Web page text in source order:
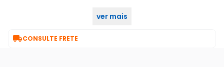
ver mais
CONSULTE FRETE